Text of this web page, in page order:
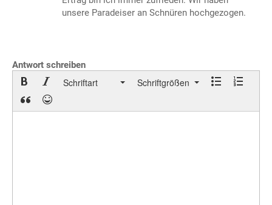
unsere Paradeiser an Schnüren hochgezogen.
Antwort schreiben
Schriftart Schriftgrößen